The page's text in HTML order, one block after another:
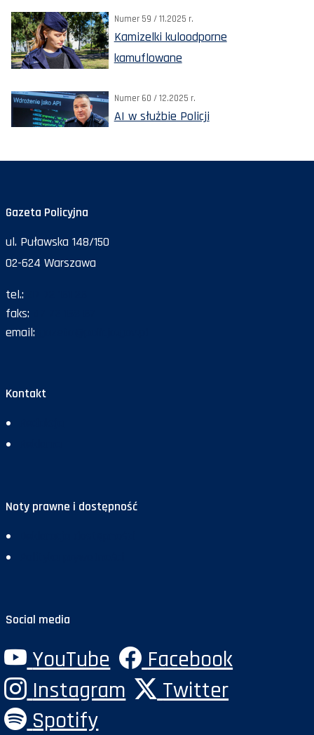
Numer 59 / 11.2025 r.
Kamizelki kuloodporne
kamuflowane
Numer 60 / 12.2025 r.
AI w służbie Policji
Gazeta Policyjna
ul. Puławska 148/150
02-624 Warszawa
tel.:
faks:
email:
Kontakt
Noty prawne i dostępność
Social media
YouTube
Facebook
Instagram
Twitter
Spotify